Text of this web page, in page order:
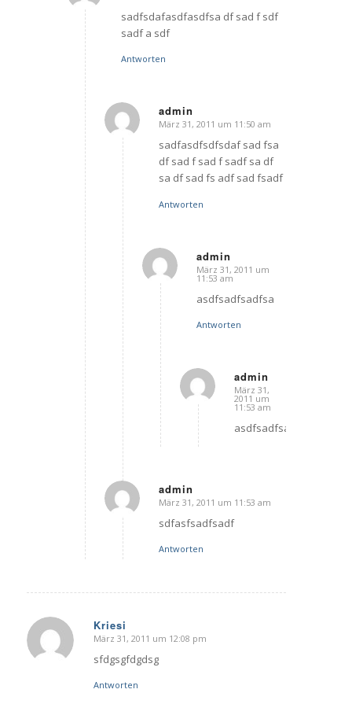
sadfsdafasdfasdfsa df sad f sdf
sadf a sdf
Antworten
admin
sagte:
März 31, 2011 um 11:50 am
sadfasdfsdfsdaf sad fsa
df sad f sad f sadf sa df
sa df sad fs adf sad fsadf
Antworten
admin
sagte:
März 31, 2011 um
11:53 am
asdfsadfsadfsa
Antworten
admin
sagte:
März 31,
2011 um
11:53 am
asdfsadfsadf
admin
sagte:
März 31, 2011 um 11:53 am
sdfasfsadfsadf
Antworten
Kriesi
sagte:
März 31, 2011 um 12:08 pm
sfdgsgfdgdsg
Antworten